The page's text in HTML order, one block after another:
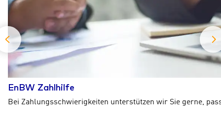
EnBW Zahlhilfe
Bei Zahlungsschwierigkeiten unterstützen wir Sie gerne,